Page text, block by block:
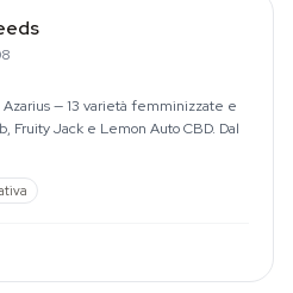
— 13 varietà femminizzate e
Fruity Jack e Lemon Auto CBD. Dal